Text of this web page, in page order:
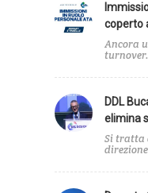
coperto
Ancora
DDL
elimina
Si tratta